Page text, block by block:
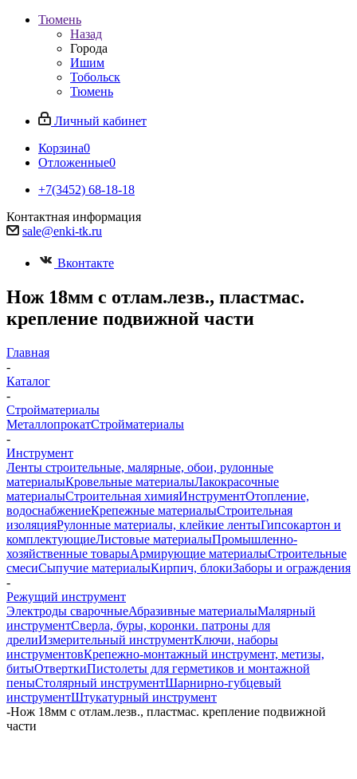
Тюмень
Назад
Города
Ишим
Тобольск
Тюмень
Личный кабинет
Корзина0
Отложенные0
+7(3452) 68-18-18
Контактная информация
sale@enki-tk.ru
Вконтакте
Нож 18мм с отлам.лезв., пластмас.
крепление подвижной части
Главная
-
Каталог
-
Стройматериалы
МеталлопрокатСтройматериалы
-
Инструмент
Ленты строительные, малярные, обои, рулонные
материалыКровельные материалыЛакокрасочные
материалыСтроительная химияИнструментОтопление,
водоснабжениеКрепежные материалыСтроительная
изоляцияРулонные материалы, клейкие лентыГипсокартон и
комплектующиеЛистовые материалыПромышленно-
хозяйственные товарыАрмирующие материалыСтроительные
смесиСыпучие материалыКирпич, блокиЗаборы и ограждения
-
Режущий инструмент
Электроды сварочныеАбразивные материалыМалярный
инструментСверла, буры, коронки. патроны для
дрелиИзмерительный инструментКлючи, наборы
инструментовКрепежно-монтажный инструмент, метизы,
битыОтверткиПистолеты для герметиков и монтажной
пеныСтолярный инструментШарнирно-губцевый
инструментШтукатурный инструмент
-Нож 18мм с отлам.лезв., пластмас. крепление подвижной
части